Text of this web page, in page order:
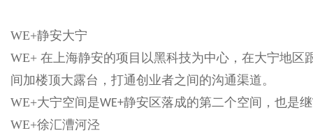
WE+静安大宁
WE+ 在上海静安的项目以黑科技为中心，在大宁地
间加楼顶大露台，打通创业者之间的沟通渠道。
WE+大宁空间是WE+静安区落成的第二个空间，也是继
WE+徐汇漕河泾